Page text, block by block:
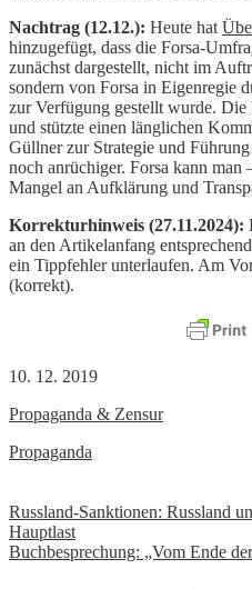
Nachtrag (12.12.): Heute hat
hinzugefügt, dass die Forsa-
zunächst dargestellt, nicht im
sondern von Forsa in Eigenregie
zur Verfügung gestellt wurde.
und stützte einen länglichen
Güllner zur Strategie und
noch anrüchiger. Forsa kann man
Mangel an Aufklärung und
Korrekturhinweis (27.11.2024):
an den Artikelanfang
ein Tippfehler unterlaufen. Am
(korrekt).
10. 12. 2019
Propaganda & Zensur
Propaganda
Beitrags-
Navigation
Russland-Sanktionen: Russland
Hauptlast
Buchbesprechung: „Vom Ende